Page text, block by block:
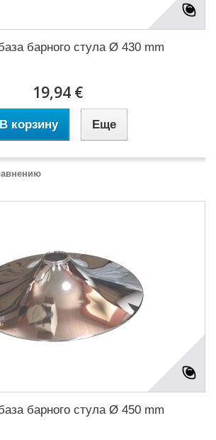
барного стула Ø 430 mm
19,94 €
В корзину Еще
барного стула Ø 450 mm